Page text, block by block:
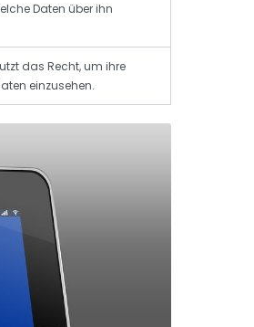
Daten über ihn
das Recht, um ihre
einzusehen.